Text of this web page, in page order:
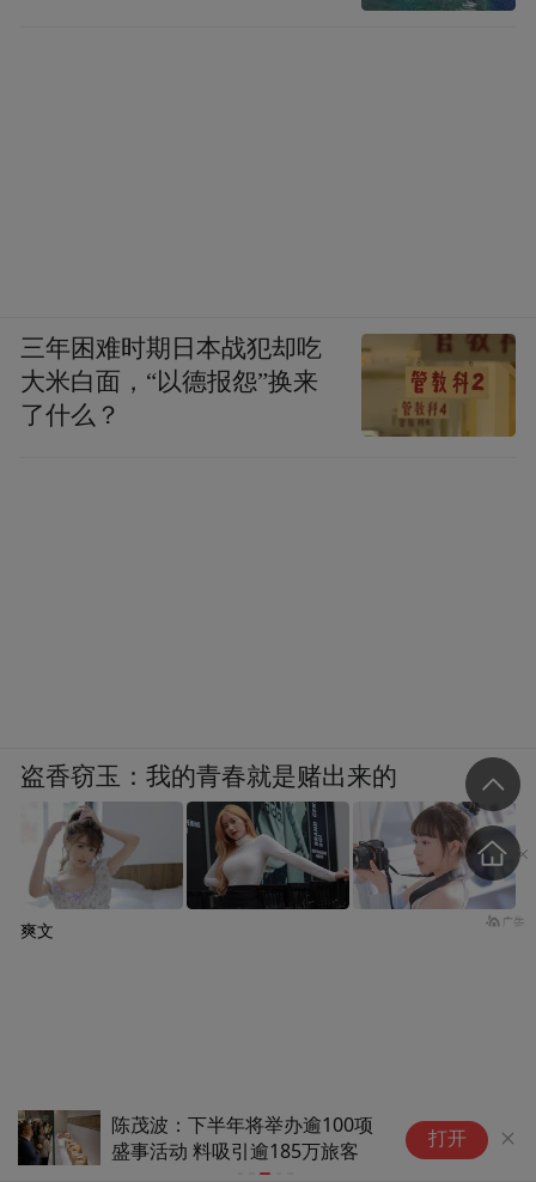
陈茂波：下半年将举办逾100项
盛事活动 料吸引逾185万旅客
拆解“台独”
打开
三年困难时期日本战犯却吃
大米白面，“以德报怨”换来
了什么？
盗香窃玉：我的青春就是赌出来的
爽文